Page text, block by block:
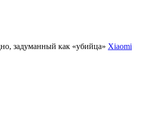
задуманный как «убийца» Xiaomi